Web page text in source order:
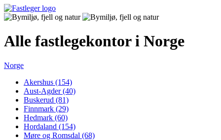
Alle fastlegekontor i Norge
Norge
Akershus (154)
Aust-Agder (40)
Buskerud (81)
Finnmark (29)
Hedmark (60)
Hordaland (154)
Møre og Romsdal (68)